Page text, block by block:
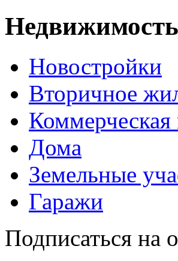
Новостройки
Вторичное
Дома
Земельные
Гаражи
Подписаться на